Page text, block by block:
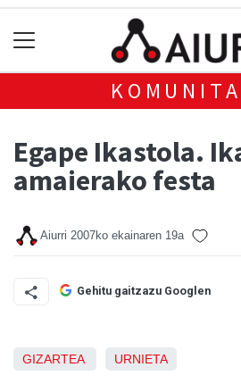
Egape Ikastola.
amaierako festa
Aiurri 2007ko ekainaren 19a
Gehitu gaitzazu Googlen
GIZARTEA URNIETA